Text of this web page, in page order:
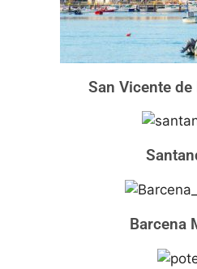
San Vicente de
Barcena